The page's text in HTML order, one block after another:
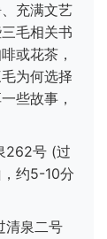
充满文艺
毛相关书
或花茶，
为何选择
些故事，
262号 (过
约5-10分
清泉二号